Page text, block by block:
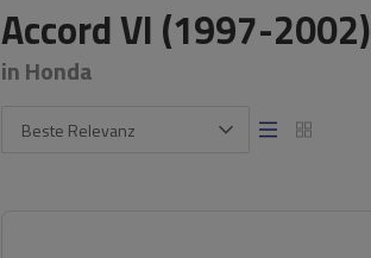
Accord VI (1997-2002)
in Honda
Beste Relevanz